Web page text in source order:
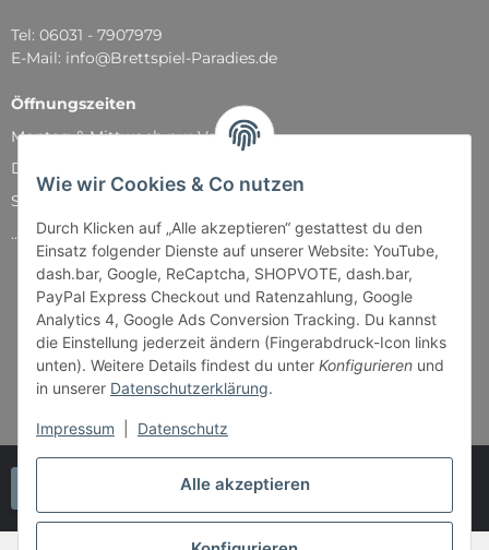
Alle akzeptieren
Wie wir Cookies & Co nutzen
Durch Klicken auf „Alle akzeptieren“ gestattest du den
Einsatz folgender Dienste auf unserer Website: YouTube,
dash.bar, Google, ReCaptcha, SHOPVOTE, dash.bar,
PayPal Express Checkout und Ratenzahlung, Google
Analytics 4, Google Ads Conversion Tracking. Du kannst
die Einstellung jederzeit ändern (Fingerabdruck-Icon links
unten). Weitere Details findest du unter Konfigurieren und
in unserer Datenschutzerklärung.
Impressum Datenschutz
Tel: 06031 - 7907979
E-Mail: info@Brettspiel-Paradies.de
Öffnungszeiten
Montag & Mittwoch nur Versand
Dienstag, Donnerstag und Freitag: 11:00 - 18:30 Uhr
Samstag: 11:00 - 14:00 Uhr
...und natürlich während unserer Events